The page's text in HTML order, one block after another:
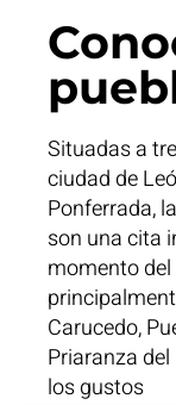
Situadas a
ciudad de
Ponferrada,
son una cita
momento
Carucedo,
Priaranza
los gustos